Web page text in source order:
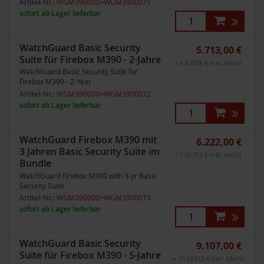
sofort ab Lager lieferbar
WatchGuard Basic Security
Suite für Firebox M390 - 2-Jahre
WatchGuard Basic Security Suite for
Firebox M390 - 2-Year
Artikel-Nr.: WGM390000+WGM3900072
sofort ab Lager lieferbar
5.713,00 €
= 6.62708 € inkl. MwSt
WatchGuard Firebox M390 mit
3 Jahren Basic Security Suite im
Bundle
WatchGuard Firebox M390 with 3-yr Basic
Security Suite
Artikel-Nr.: WGM390000+WGM3900073
sofort ab Lager lieferbar
6.222,00 €
= 7.21752 € inkl. MwSt
WatchGuard Basic Security
Suite für Firebox M390 - 5-Jahre
9.107,00 €
= 10.56412 € inkl. MwSt